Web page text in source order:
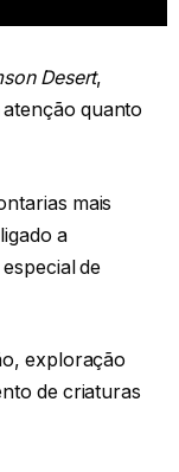
Desert,
quanto
mais
a
de
exploração
de criaturas